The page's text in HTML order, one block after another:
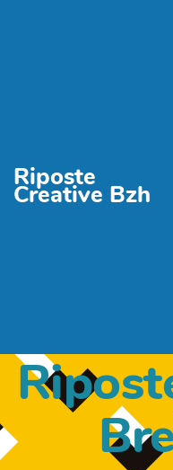
Riposte
Creative Bzh